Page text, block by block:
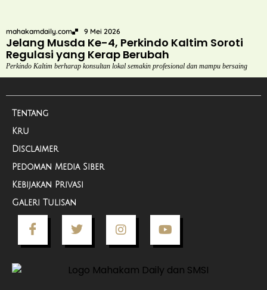
mahakamdaily.com 9 Mei 2026
Jelang Musda Ke-4, Perkindo Kaltim Soroti
Regulasi yang Kerap Berubah
Perkindo Kaltim berharap konsultan lokal semakin profesional dan mampu bersaing
Tentang
Kru
Disclaimer
Pedoman Media Siber
Kebijakan Privasi
Galeri Tulisan